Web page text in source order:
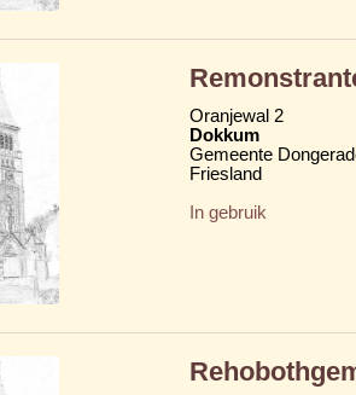
Oranjewal 2
Dokkum
Gemeente
Friesland
In gebruik